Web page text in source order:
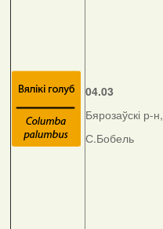
04.03
Бярозаўскі р-н,
С.Бобель